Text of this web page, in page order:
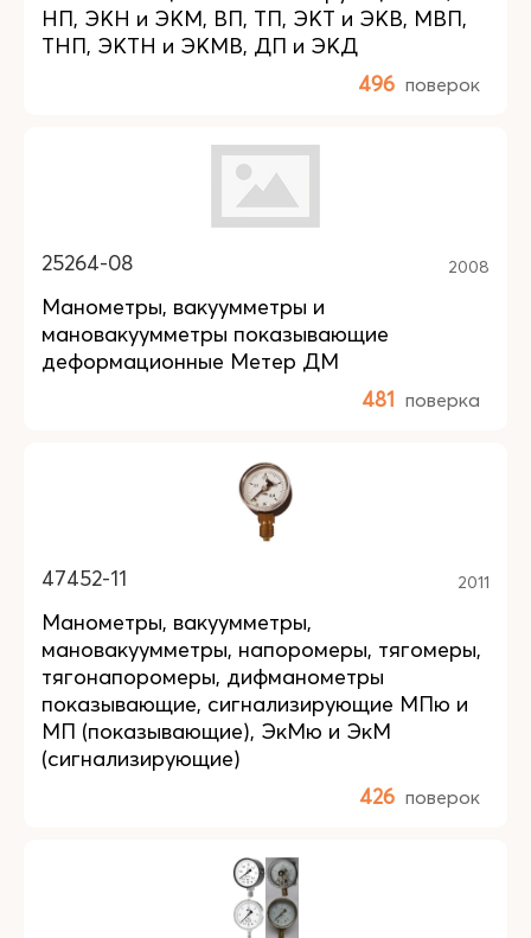
НП, ЭКН и ЭКМ, ВП, ТП, ЭКТ и ЭКВ, МВП,
ТНП, ЭКТН и ЭКМВ, ДП и ЭКД
496 поверок
25264-08 2008
Манометры, вакуумметры и
мановакуумметры показывающие
деформационные Метер ДМ
481 поверка
47452-11 2011
Манометры, вакуумметры,
мановакуумметры, напоромеры, тягомеры,
тягонапоромеры, дифманометры
показывающие, сигнализирующие МПю и
МП (показывающие), ЭкМю и ЭкМ
(сигнализирующие)
426 поверок